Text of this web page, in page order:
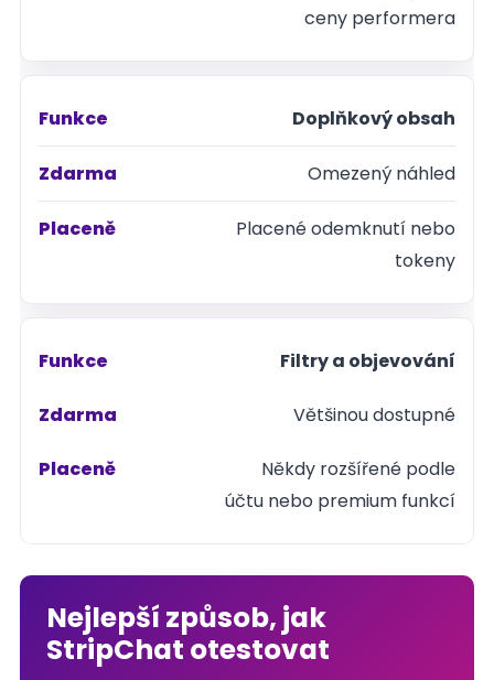
ceny performera
Doplňkový obsah
Omezený náhled
Placené odemknutí nebo
tokeny
Filtry a objevování
Většinou dostupné
Někdy rozšířené podle
účtu nebo premium funkcí
Nejlepší způsob, jak
StripChat otestovat